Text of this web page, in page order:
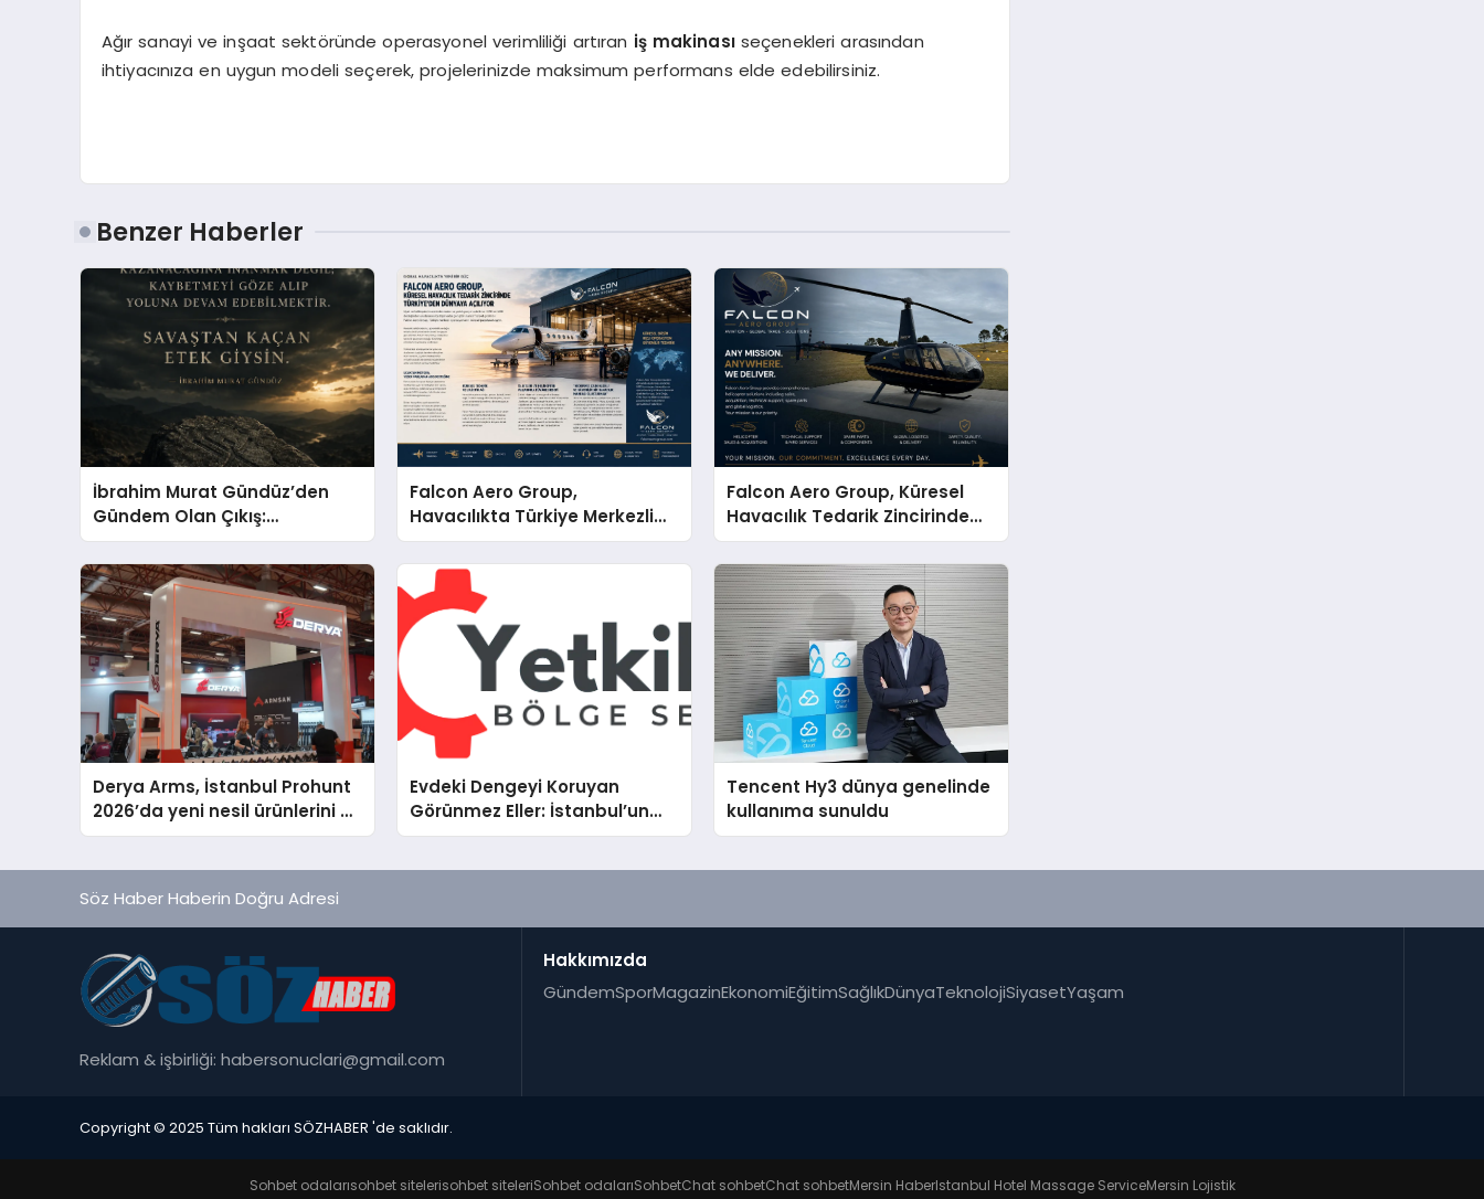
Ağır sanayi ve inşaat sektöründe operasyonel verimliliği artıran iş makinasıseçenekleri arasından
ihtiyacınıza en uygun modeli seçerek, projelerinizde maksimum performans elde edebilirsiniz.
Benzer Haberler
İbrahim Murat Gündüz’den
Gündem Olan Çıkış:
“Savaştan Kaçan Etek Giysin”
Falcon Aero Group,
Havacılıkta Türkiye Merkezli
Küresel Çözüm Ortağı Olma
Yolunda İlerliyor
Falcon Aero Group, Küresel
Havacılık Tedarik Zincirinde
Türkiye’den Dünyaya Açılıyor
Derya Arms, İstanbul Prohunt
2026’da yeni nesil ürünlerini ve
global marka vizyonunu
Evdeki Dengeyi Koruyan
Görünmez Eller: İstanbul’un
Beş Farklı Semtinde Teknik
Tencent Hy3 dünya genelinde
kullanıma sunuldu
Söz Haber Haberin Doğru Adresi
Reklam & işbirliği: habersonuclari@gmail.com
Hakkımızda
GündemSporMagazinEkonomiEğitimSağlıkDünyaTeknolojiSiyasetYaşam
Copyright © 2025 Tüm hakları SÖZHABER 'de saklıdır.
Sohbet odalarısohbet sitelerisohbet siteleriSohbet odalarıSohbetChat sohbetChat sohbetMersin HaberIstanbul Hotel Massage ServiceMersin Lojistik